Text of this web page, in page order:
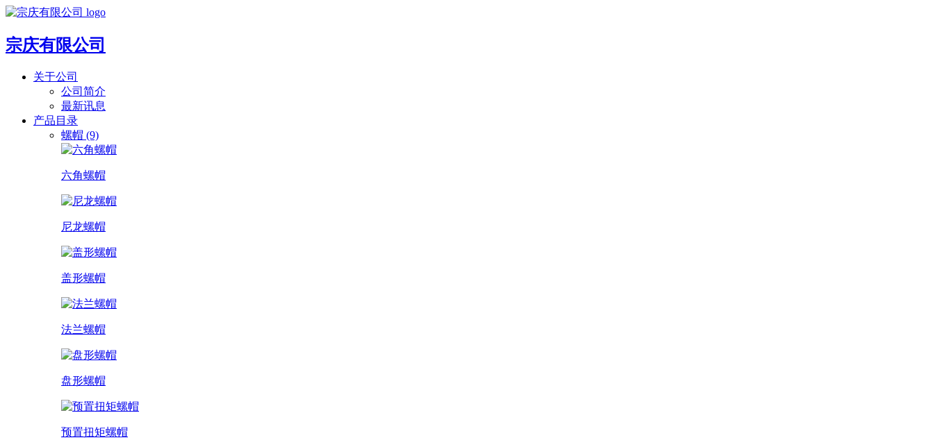
宗庆有限公司
关于公司
公司简介
最新讯息
产品目录
螺帽 (9)
六角螺帽
尼龙螺帽
盖形螺帽
法兰螺帽
盘形螺帽
预置扭矩螺帽